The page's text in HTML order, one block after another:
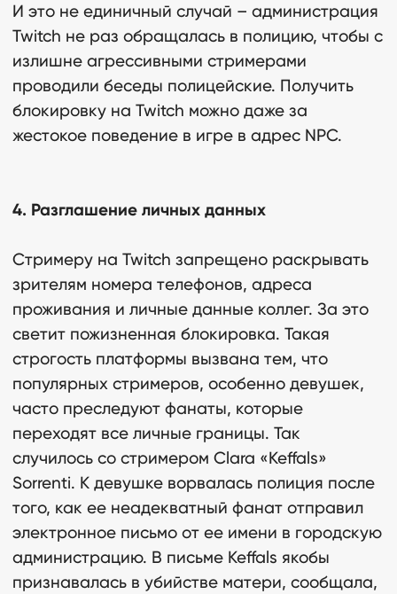
И это не единичный случай – администрация
Twitch не раз обращалась в полицию, чтобы с
излишне агрессивными стримерами
проводили беседы полицейские. Получить
блокировку на Twitch можно даже за
жестокое поведение в игре в адрес NPC.
4. Разглашение личных данных
Стримеру на Twitch запрещено раскрывать
зрителям номера телефонов, адреса
проживания и личные данные коллег. За это
светит пожизненная блокировка. Такая
строгость платформы вызвана тем, что
популярных стримеров, особенно девушек,
часто преследуют фанаты, которые
переходят все личные границы. Так
случилось со стримером Clara «Keffals»
Sorrenti. К девушке ворвалась полиция после
того, как ее неадекватный фанат отправил
электронное письмо от ее имени в городскую
администрацию. В письме Keffals якобы
признавалась в убийстве матери, сообщала,
Свяжитесь с нами